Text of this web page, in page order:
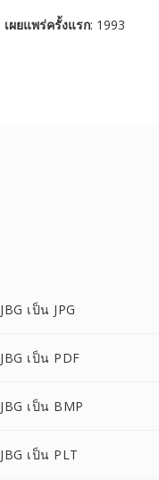
เผยแพร่ครั้งแรก: 1993
JBG เป็น JPG
JBG เป็น PDF
JBG เป็น BMP
JBG เป็น PLT